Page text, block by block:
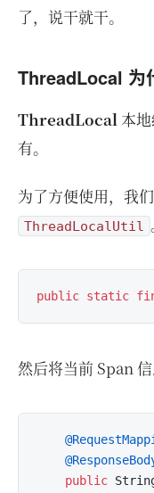
了，说干就干。
ThreadLocal 为
ThreadLocal本
有。
为了方便使用，我
ThreadLocalUtil
public static
然后将当前 Span
public